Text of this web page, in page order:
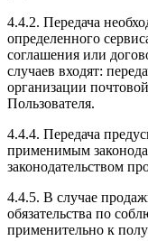
4.4.2. Передача
определенного
соглашения или
случаев входят:
организации
Пользователя.
4.4.4. Передача
применимым
законодательством
4.4.5. В случае
обязательства по
применительно к